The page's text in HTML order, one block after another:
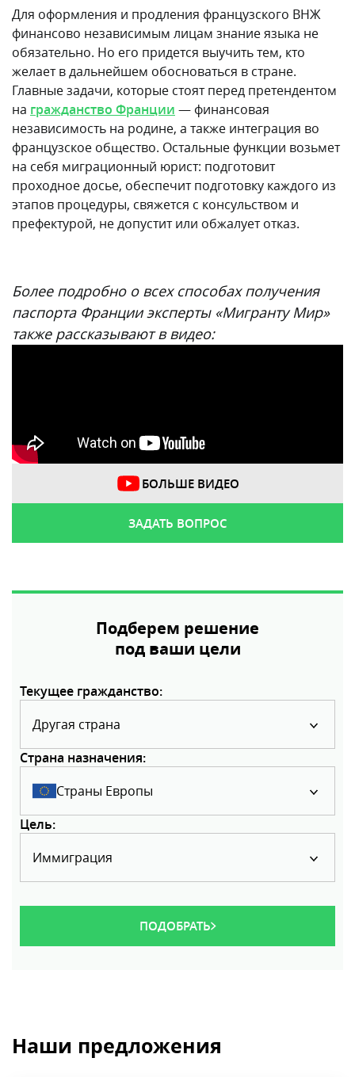
Для оформления и продления французского ВНЖ
финансово независимым лицам знание языка не
обязательно. Но его придется выучить тем, кто
желает в дальнейшем обосноваться в стране.
Главные задачи, которые стоят перед претендентом
на гражданство Франции — финансовая
независимость на родине, а также интеграция во
французское общество. Остальные функции возьмет
на себя миграционный юрист: подготовит
проходное досье, обеспечит подготовку каждого из
этапов процедуры, свяжется с консульством и
префектурой, не допустит или обжалует отказ.
Более подробно о всех способах получения
паспорта Франции эксперты «Мигранту Мир»
также рассказывают в видео:
БОЛЬШЕ ВИДЕО
ЗАДАТЬ ВОПРОС
Подберем решение
под ваши цели
Текущее гражданство:
Другая страна
Страна назначения:
Страны Европы
Цель:
Иммиграция
ПОДОБРАТЬ
Наши предложения